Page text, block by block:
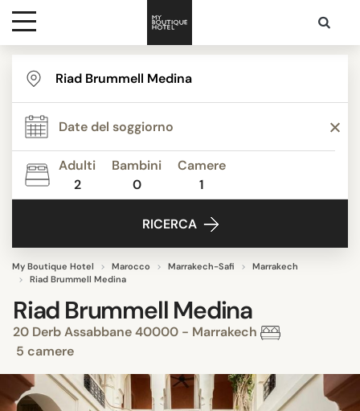
Destinazioni
Ispirazione
Contatti
Adulti
2
Bambini
0
Camere
1
RICERCA
My Boutique Hotel Marocco Marrakech-Safi
Marrakech
Riad Brummell Medina
Riad Brummell Medina
20 Derb Assabbane 40000 - Marrakech
5 camere